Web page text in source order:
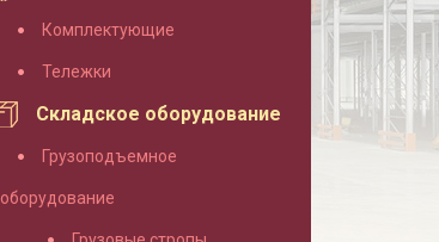
Комплектующие
Тележки
Складское оборудование
Грузоподъемное
оборудование